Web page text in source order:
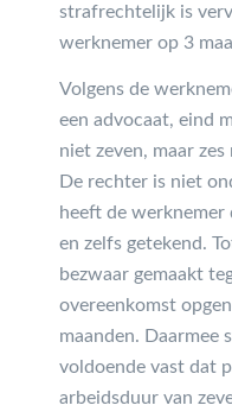
strafrechtelijk is
werknemer op 3
Volgens de
een advocaat, eind
niet zeven, maar
De rechter is niet
heeft de werknemer
en zelfs getekend.
bezwaar gemaakt
overeenkomst
maanden. Daarmee
voldoende vast dat
arbeidsduur van